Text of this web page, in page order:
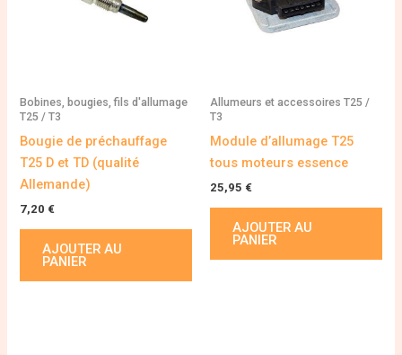
Bobines, bougies, fils d'allumage
T25 / T3
Bougie de préchauffage
T25 D et TD (qualité
Allemande)
7,20 €
AJOUTER AU
PANIER
Allumeurs et accessoires T25 /
T3
Module d’allumage T25
tous moteurs essence
25,95 €
AJOUTER AU
PANIER